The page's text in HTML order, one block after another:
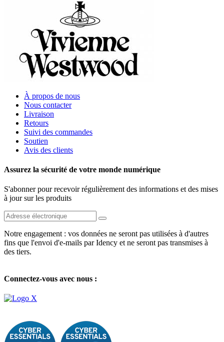
À propos de nous
Nous contacter
Livraison
Retours
Suivi des commandes
Soutien
Avis des clients
Assurez la sécurité de votre monde numérique
S'abonner pour recevoir régulièrement des informations et des mises
à jour sur les produits
Notre engagement : vos données ne seront pas utilisées à d'autres
fins que l'envoi d'e-mails par Idency et ne seront pas transmises à
des tiers.
Connectez-vous avec nous :